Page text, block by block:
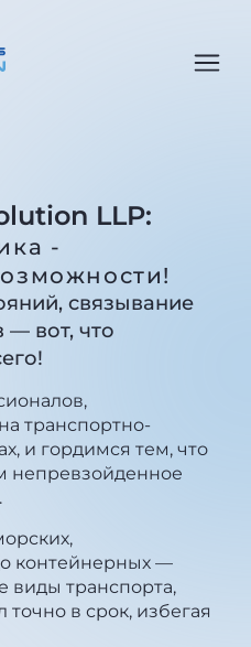
LLP:
-
связывание
— вот, что
транспортно-
и гордимся тем, что
непревзойденное
контейнерных —
транспорта,
в срок, избегая